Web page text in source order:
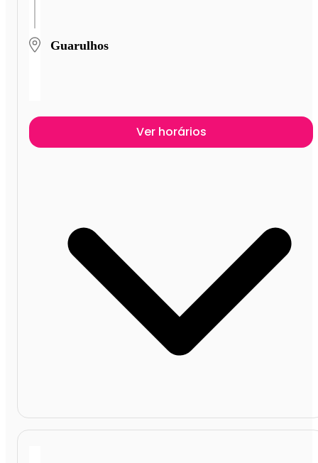
Guarulhos
Ver horários